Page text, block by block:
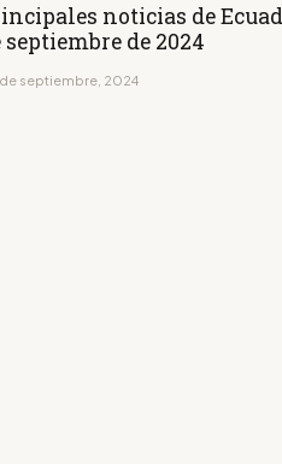
noticias de
septiembre de 2024
septiembre, 2024